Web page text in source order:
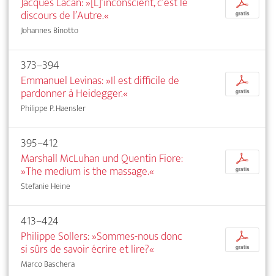
discours de l’Autre.«
Johannes Binotto
gratis
373–394
Emmanuel Levinas: »Il est difficile de
pardonner à Heidegger.«
Philippe P. Haensler
p
gratis
395–412
Marshall McLuhan und Quentin Fiore:
»The medium is the massage.«
Stefanie Heine
p
gratis
413–424
Philippe Sollers: »Sommes-nous donc
si sûrs de savoir écrire et lire?«
Marco Baschera
p
gratis